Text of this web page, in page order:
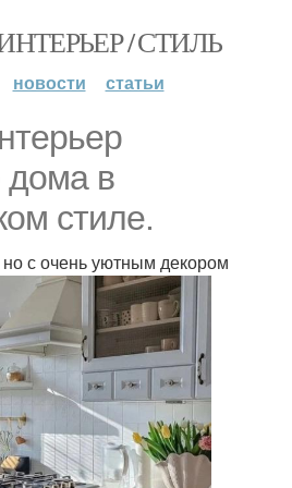
/ СТИЛЬ
новости статьи
дома в
стиле.
с очень уютным декором